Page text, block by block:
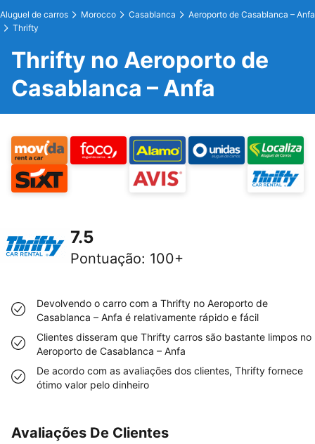
Aluguel de carros Morocco Casablanca
Aeroporto de Casablanca – Anfa
Thrifty
Thrifty no Aeroporto de
Casablanca – Anfa
7.5
Pontuação: 100+
Devolvendo o carro com a Thrifty no Aeroporto de
Casablanca – Anfa é relativamente rápido e fácil
Clientes disseram que Thrifty carros são bastante limpos no
Aeroporto de Casablanca – Anfa
De acordo com as avaliações dos clientes, Thrifty fornece
ótimo valor pelo dinheiro
Avaliações De Clientes